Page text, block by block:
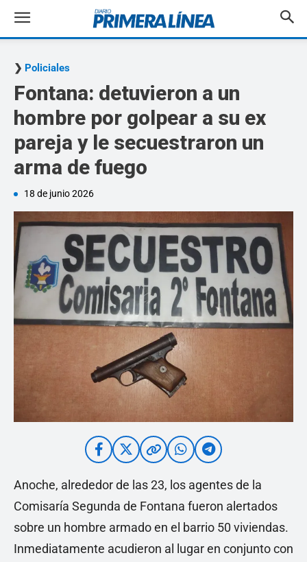
Policiales
Fontana: detuvieron a un
hombre por golpear a su ex
pareja y le secuestraron un
arma de fuego
18 de junio 2026
Anoche, alrededor de las 23, los agentes de la
Comisaría Segunda de Fontana fueron alertados
sobre un hombre armado en el barrio 50 viviendas.
Inmediatamente acudieron al lugar en conjunto con